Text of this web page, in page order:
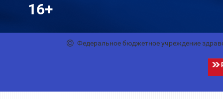
16+
Федеральное бюджетное учреждение